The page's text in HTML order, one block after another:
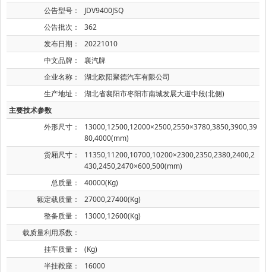
公告型号：
JDV9400JSQ
公告批次：
362
发布日期：
20221010
中文品牌：
襄汽牌
企业名称：
湖北欧阳聚德汽车有限公司
生产地址：
湖北省襄阳市枣阳市南城发展大道中段(北侧)
主要技术参数
外形尺寸：
13000,12500,12000×2500,2550×3780,3850,3900,39
80,4000(mm)
货厢尺寸：
11350,11200,10700,10200×2300,2350,2380,2400,2
430,2450,2470×600,500(mm)
总质量：
40000(Kg)
额定载质量：
27000,27400(Kg)
整备质量：
13000,12600(Kg)
载质量利用系数：
挂车质量：
(Kg)
半挂鞍座：
16000